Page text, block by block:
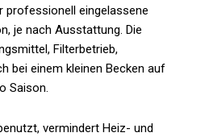
professionell eingelassene
je nach Ausstattung. Die
Filterbetrieb,
bei einem kleinen Becken auf
Saison.
vermindert Heiz- und